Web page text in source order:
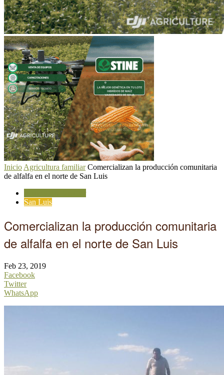
Inicio Agricultura familiar Comercializan la producción comunitaria
de alfalfa en el norte de San Luis
San Luis
Comercializan la producción comunitaria
de alfalfa en el norte de San Luis
Feb 23, 2019
Facebook
Twitter
WhatsApp